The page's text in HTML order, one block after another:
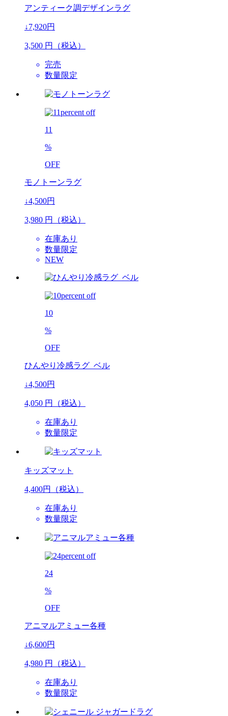
アンティーク調デザインラグ
↓7,920円
3,500 円（税込）
完売
数量限定
11
%
OFF
モノトーンラグ
↓4,500円
3,980 円（税込）
在庫あり
数量限定
NEW
10
%
OFF
ひんやり冷感ラグ_ベル
↓4,500円
4,050 円（税込）
在庫あり
数量限定
キッズマット
4,400円（税込）
在庫あり
数量限定
24
%
OFF
アニマルアミュー各種
↓6,600円
4,980 円（税込）
在庫あり
数量限定